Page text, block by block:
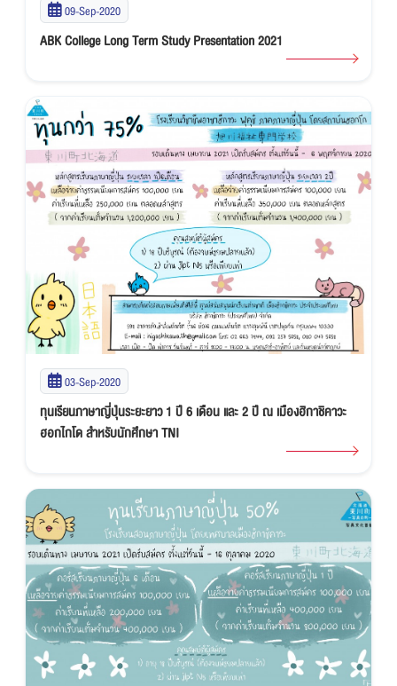
09-Sep-2020
ABK College Long Term Study Presentation 2021
03-Sep-2020
ทุนเรียนภาษาญี่ปุ่นระยะยาว 1 ปี 6 เดือน และ 2 ปี ณ เมืองฮิกาชิคาวะ
ฮอกไกโด สำหรับนักศึกษา TNI